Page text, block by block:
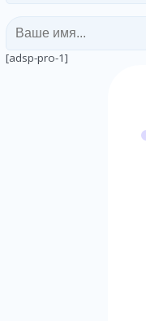
[adsp-pro-1]